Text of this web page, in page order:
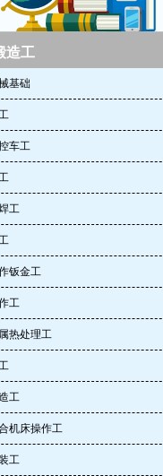
造工
基础
车工
工
钣金工
工
热处理工
工
机床操作工
工